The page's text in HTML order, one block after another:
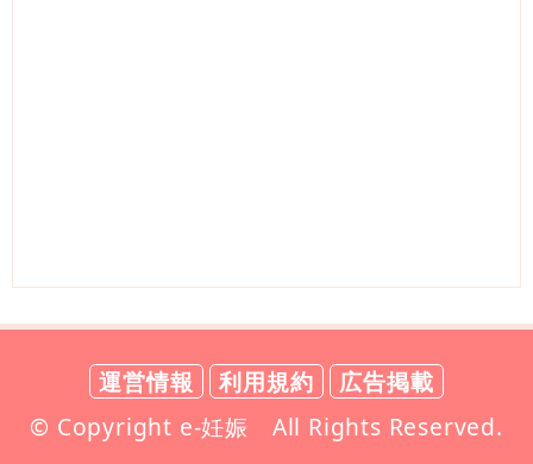
運営情報 利用規約
広告掲載
© Copyright e-妊娠 All Rights Reserved.